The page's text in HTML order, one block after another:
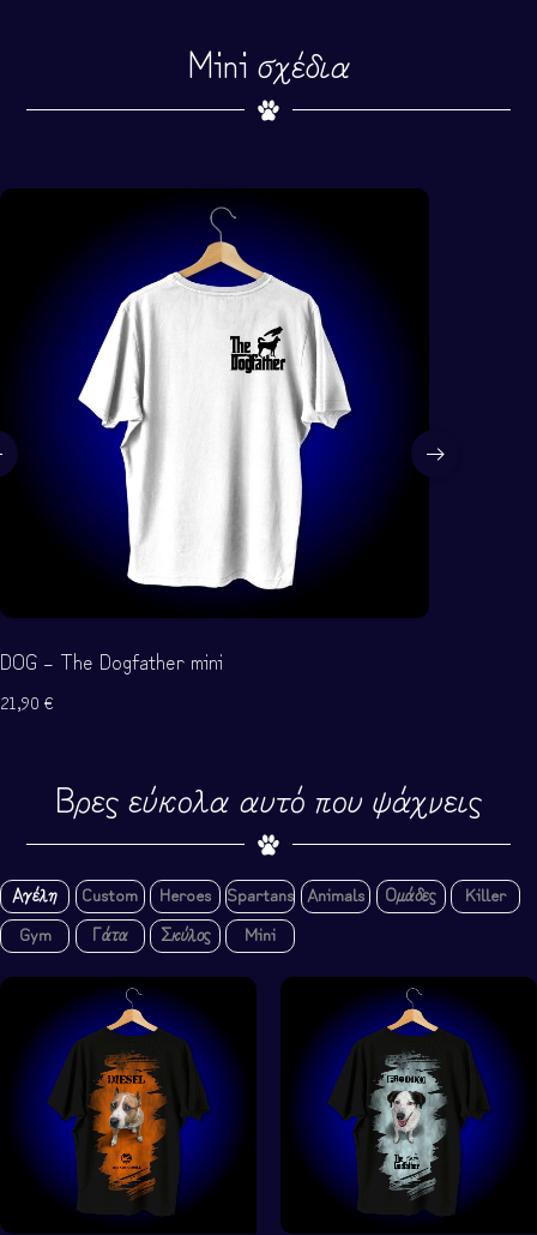
Mini σχέδια
DOG – Καλημέρα mini
21,90 €
Βρες εύκολα αυτό που ψάχνεις
Αγέλη Custom Heroes Spartans Animals Ομάδες
Killer
Gym
Γάτα Σκύλος Mini